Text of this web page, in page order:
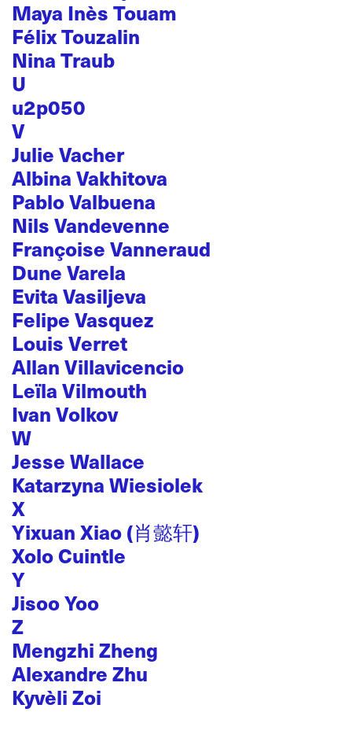
Maya Inès Touam
Félix Touzalin
Nina Traub
U
u2p050
V
Julie Vacher
Albina Vakhitova
Pablo Valbuena
Nils Vandevenne
Françoise Vanneraud
Dune Varela
Evita Vasiljeva
Felipe Vasquez
Louis Verret
Allan Villavicencio
Leïla Vilmouth
Ivan Volkov
W
Jesse Wallace
Katarzyna Wiesiolek
X
Yixuan Xiao (肖懿轩)
Xolo Cuintle
Y
Jisoo Yoo
Z
Mengzhi Zheng
Alexandre Zhu
Kyvèli Zoi